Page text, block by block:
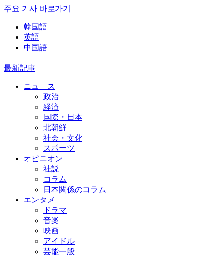
주요 기사 바로가기
韓国語
英語
中国語
最新記事
ニュース
政治
経済
国際・日本
北朝鮮
社会・文化
スポーツ
オピニオン
社説
コラム
日本関係のコラム
エンタメ
ドラマ
音楽
映画
アイドル
芸能一般